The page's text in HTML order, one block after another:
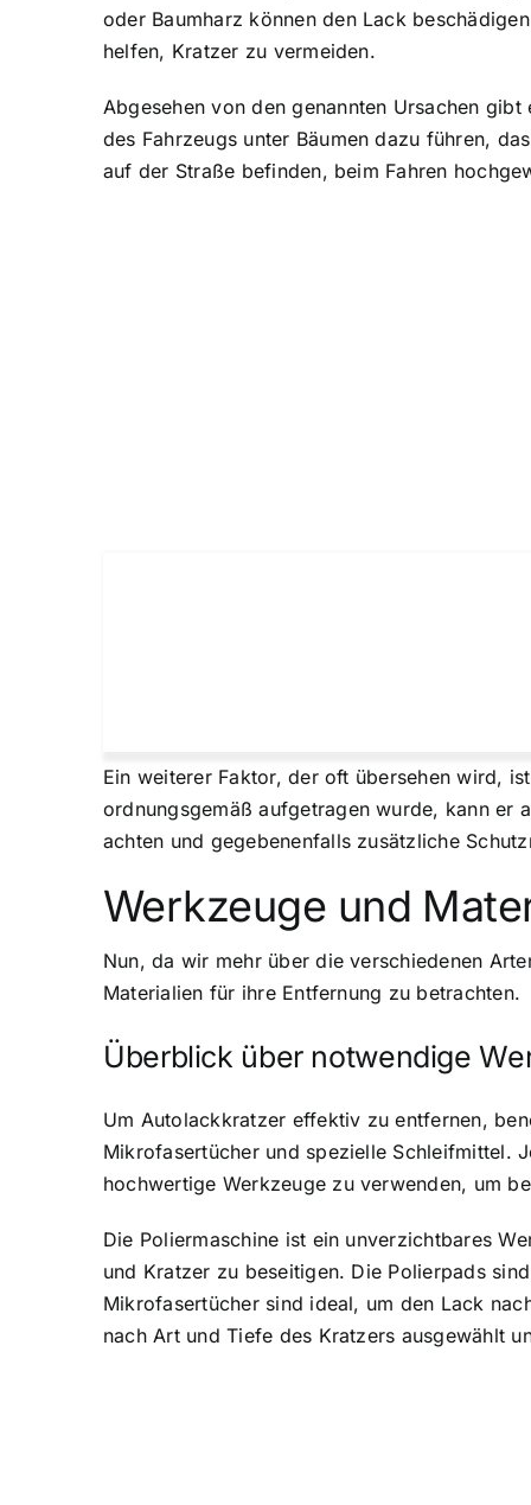
oder Baumharz können den Lack
helfen, Kratzer zu vermeiden.
Abgesehen von den genannten Ursachen
des Fahrzeugs unter Bäumen dazu führen,
auf der Straße befinden, beim Fahren
Ein weiterer Faktor, der oft übersehen wird,
ordnungsgemäß aufgetragen wurde, kann er
achten und gegebenenfalls zusätzliche
Werkzeuge und
Nun, da wir mehr über die verschiedenen
Materialien für ihre Entfernung zu betrachten.
Überblick über notwendige
Um Autolackkratzer effektiv zu entfernen,
Mikrofasertücher und spezielle Schleifmittel.
hochwertige Werkzeuge zu verwenden, um
Die Poliermaschine ist ein unverzichtbares
und Kratzer zu beseitigen. Die Polierpads
Mikrofasertücher sind ideal, um den Lack
nach Art und Tiefe des Kratzers ausgewählt